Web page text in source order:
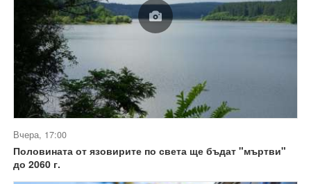
Вчера, 17:00
Половината от язовирите по света ще бъдат "мъртви"
до 2060 г.